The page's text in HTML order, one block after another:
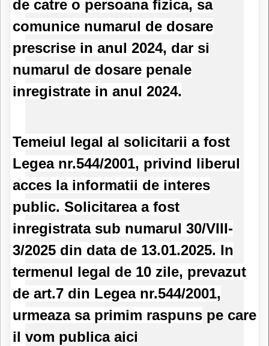
de catre o persoana fizica, sa
comunice numarul de dosare
prescrise in anul 2024, dar si
numarul de dosare penale
inregistrate in anul 2024.
Temeiul legal al solicitarii a fost
Legea nr.544/2001, privind liberul
acces la informatii de interes
public. Solicitarea a fost
inregistrata sub numarul 30/VIII-
3/2025 din data de 13.01.2025. In
termenul legal de 10 zile, prevazut
de art.7 din Legea nr.544/2001,
urmeaza sa primim raspuns pe care
il vom publica aici